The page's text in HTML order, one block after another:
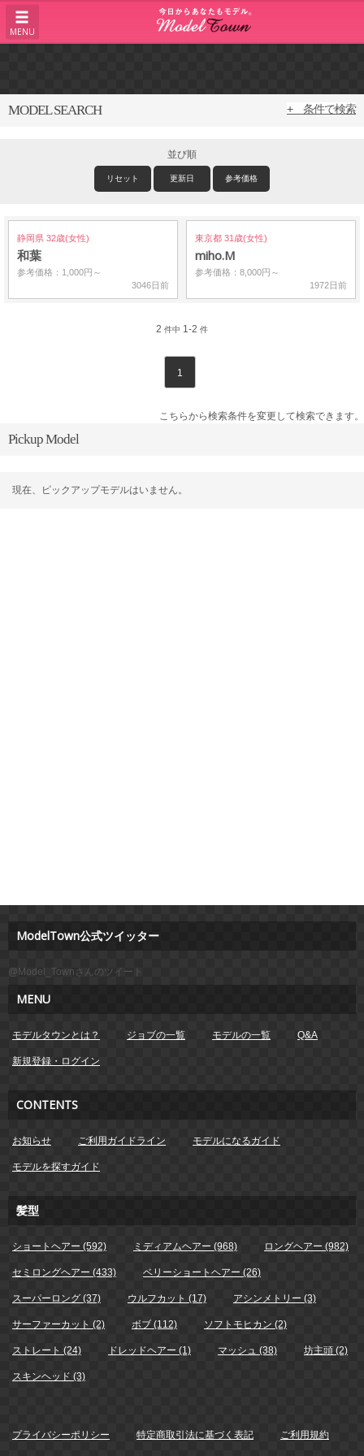
MENU
MODEL SEARCH + 条件で検索
並び順
リセット 更新日 参考価格
静岡県 32歳(女性)
和葉
参考価格：1,000円～
3046日前
東京都 31歳(女性)
miho.M
参考価格：8,000円～
1972日前
2 件中 1-2 件
1
こちらから検索条件を変更して検索できます。
Pickup Model
現在、ピックアップモデルはいません。
ModelTown公式ツイッター
@Model_Townさんのツイート
MENU
モデルタウンとは？ ジョブの一覧 モデルの一覧 Q&A
新規登録・ログイン
CONTENTS
お知らせ ご利用ガイドライン モデルになるガイド
モデルを探すガイド
髪型
ショートヘアー (592) ミディアムヘアー (968) ロングヘアー (982)
セミロングヘアー (433) ベリーショートヘアー (26)
スーパーロング (37) ウルフカット (17) アシンメトリー (3)
サーファーカット (2) ボブ (112) ソフトモヒカン (2)
ストレート (24) ドレッドヘアー (1) マッシュ (38) 坊主頭 (2)
スキンヘッド (3)
プライバシーポリシー 特定商取引法に基づく表記 ご利用規約